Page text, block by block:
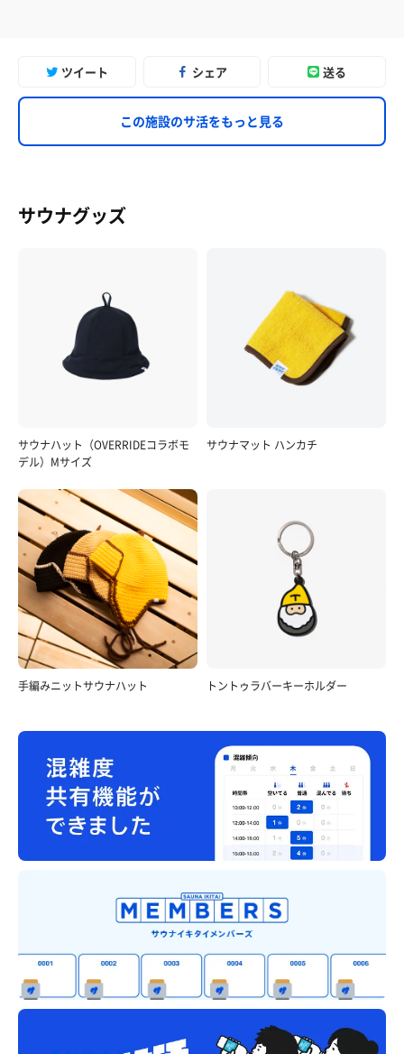
ツイート シェア 送る
この施設のサ活をもっと見る
サウナグッズ
サウナハット（OVERRIDEコラボモ
デル）Mサイズ
サウナマット ハンカチ
手編みニットサウナハット トントゥラバーキーホルダー